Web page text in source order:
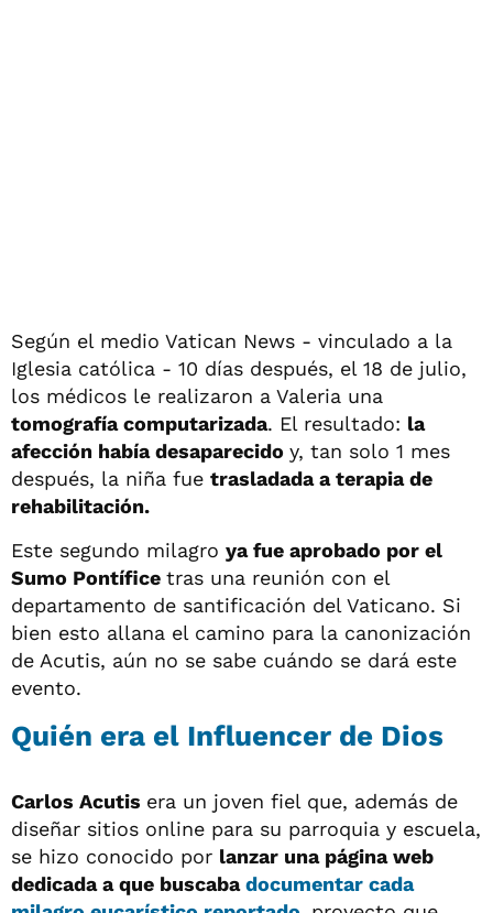
Según el medio Vatican News - vinculado a la
Iglesia católica - 10 días después, el 18 de julio,
los médicos le realizaron a Valeria una
tomografía computarizada. El resultado: la
afección había desaparecido y, tan solo 1 mes
después, la niña fue trasladada a terapia de
rehabilitación.
Este segundo milagro ya fue aprobado por el
Sumo Pontífice tras una reunión con el
departamento de santificación del Vaticano. Si
bien esto allana el camino para la canonización
de Acutis, aún no se sabe cuándo se dará este
evento.
Quién era el Influencer de Dios
Carlos Acutis era un joven fiel que, además de
diseñar sitios online para su parroquia y escuela,
se hizo conocido por lanzar una página web
dedicada a que buscabadocumentar cada